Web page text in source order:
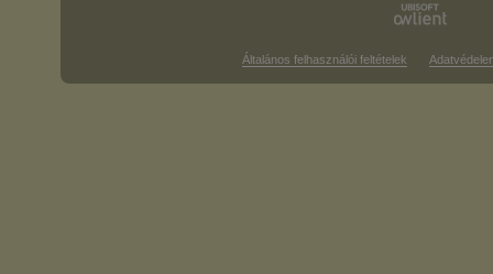
Általános felhasználói feltételek